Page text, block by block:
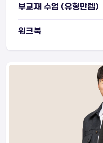
부교재 수업 (유형만렙)
워크북